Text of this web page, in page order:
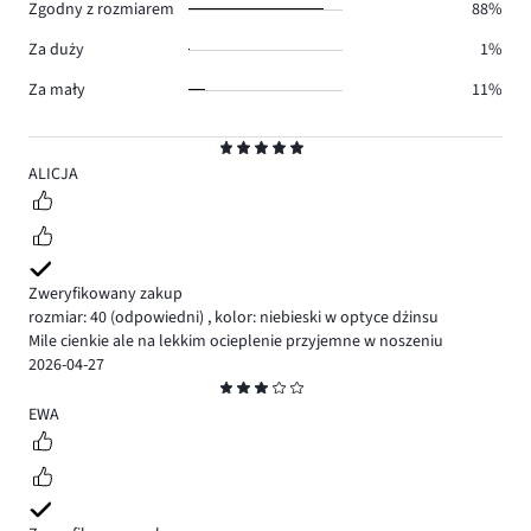
5
ALICJA
Zweryfikowany zakup
rozmiar: 40 (odpowiedni) , kolor: niebieski w optyce dżinsu
Mile cienkie ale na lekkim ocieplenie przyjemne w noszeniu
2026-04-27
3
EWA
Zgodny z rozmiarem
88%
Za duży
1%
Za mały
11%